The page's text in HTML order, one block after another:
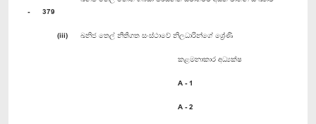
- 379
(iii) ඛනිජ තෙල් නීතිගත සංස්ථාවේ නිලධාරින්ගේ ශ්‍රේණි
කළමනාකාර අධ්‍යක්ෂ
A - 1
A - 2